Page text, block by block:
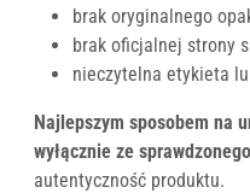
brak oryginalnego
brak oficjalnej strony
nieczytelna etykieta
Najlepszym sposobem na
wyłącznie ze
autentyczność produktu.